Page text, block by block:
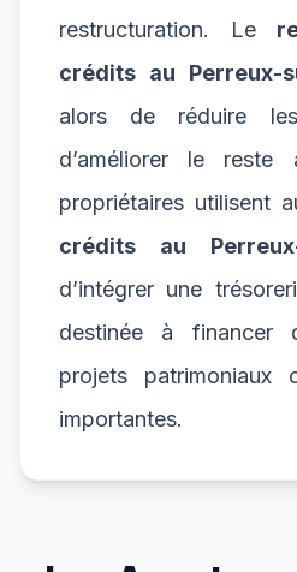
restructuration. Le
crédits au Perreux-
alors de réduire
d’améliorer le reste
propriétaires utilisent
crédits au
d’intégrer une
destinée à financer
projets patrimoniaux
importantes.